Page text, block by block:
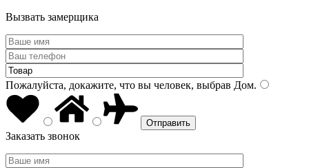
Вызвать замерщика
Пожалуйста, докажите, что вы человек, выбрав Дом.
Заказать звонок